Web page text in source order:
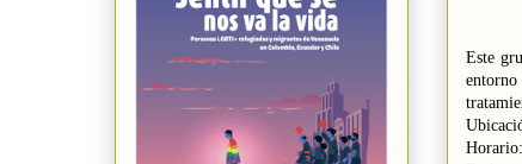
Este
entorno
Horario: